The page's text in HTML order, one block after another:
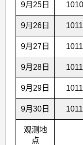
9月25日
9月26日
9月27日
9月28日
9月29日
9月30日
观测地
点